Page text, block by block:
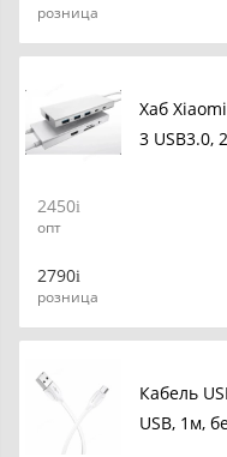
розница
Хаб
3 USB3.0,
2450
опт
2790
розница
Кабель
USB, 1м,